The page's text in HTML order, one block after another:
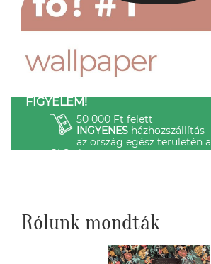
FIGYELEM!
50 000 Ft felett
INGYENESházhozszállítás
az ország egész területén a
GLS-el.
Rólunk mondták